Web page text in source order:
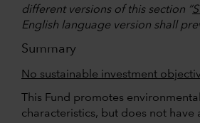
different versions of this section “
English language version shall
Summary
No sustainable investment
This Fund promotes
characteristics, but does not have